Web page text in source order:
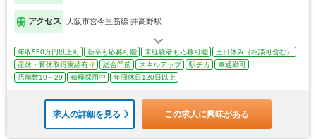
アクセス 大阪市営今里筋線 井高野駅
年収550万円以上可 新卒も応募可能 未経験者も応募可能
土日休み（相談可含む）
産休・育休取得実績有り
総合門前 スキルアップ 駅チカ
車通勤可
店舗数10～29
積極採用中 年間休日120日以上
求人の詳細を見る この求人に興味がある